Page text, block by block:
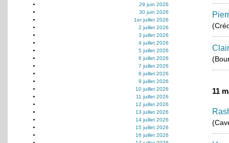
29 juin 2026
30 juin 2026
1er juillet 2026
2 juillet 2026
3 juillet 2026
4 juillet 2026
5 juillet 2026
6 juillet 2026
7 juillet 2026
8 juillet 2026
9 juillet 2026
10 juillet 2026
11 juillet 2026
12 juillet 2026
13 juillet 2026
14 juillet 2026
15 juillet 2026
16 juillet 2026
11